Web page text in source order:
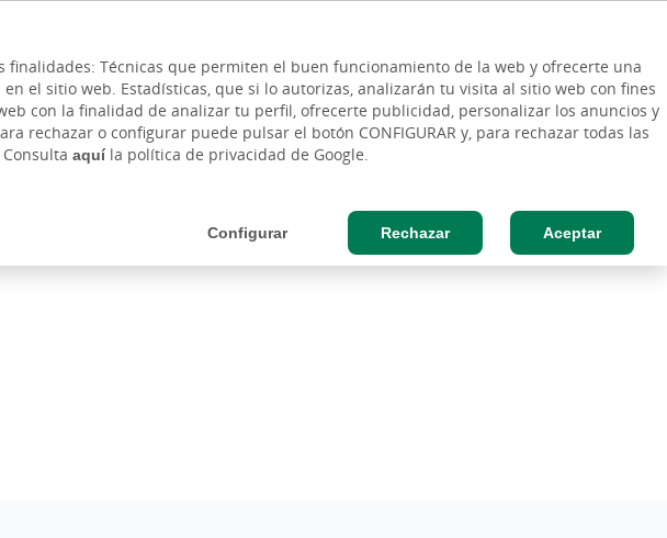
Técnicas que permiten el buen funcionamiento de la web y ofrecerte una
el sitio web. Estadísticas, que si lo autorizas, analizarán tu visita al sitio web con fines
con la finalidad de analizar tu perfil, ofrecerte publicidad, personalizar los anuncios y
rechazar o configurar puede pulsar el botón CONFIGURAR y, para rechazar todas las
aquíla política de privacidad de Google.
Configurar Rechazar Aceptar
DE
EMPRESAS AGRO